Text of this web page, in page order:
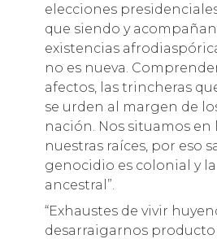
elecciones
que siendo y
existencias
no es nueva.
afectos, las trincheras
se urden al margen de
nación. Nos situamos en
nuestras raíces, por eso
genocidio es colonial y
ancestral”.
“Exhaustes de vivir
desarraigarnos producto